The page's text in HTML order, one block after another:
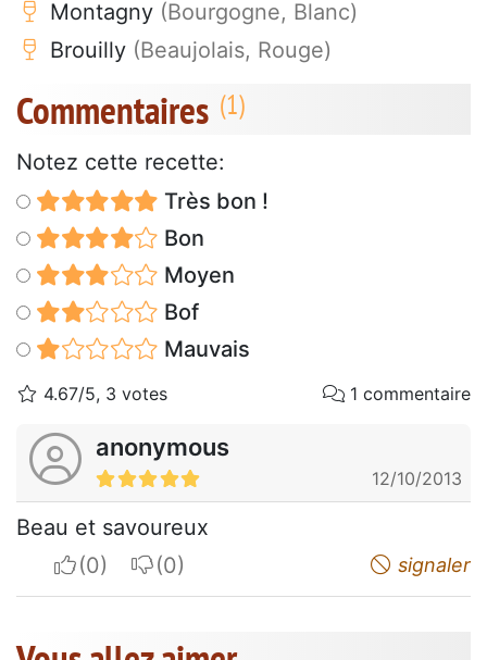
Montagny (Bourgogne, Blanc)
Brouilly (Beaujolais, Rouge)
Commentaires
Notez cette recette:
Très bon !
Bon
Moyen
Bof
Mauvais
4.67/5, 3 votes 1 commentaire
anonymous
12/10/2013
Beau et savoureux
I apreciateI do not appreciate signaler